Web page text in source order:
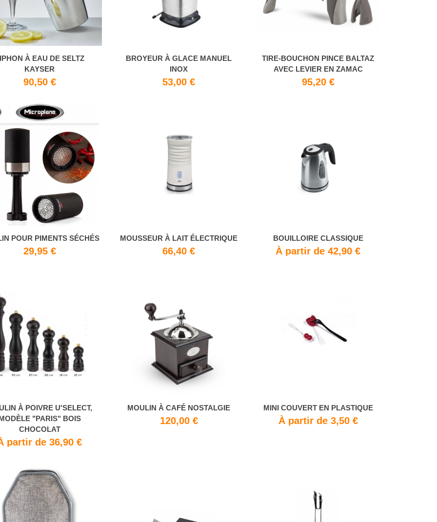
À EAU DE SELTZ
KAYSER
90,50 €
BROYEUR À GLACE MANUEL
INOX
53,00 €
TIRE-BOUCHON PINCE BALTAZ
AVEC LEVIER EN ZAMAC
95,20 €
POUR PIMENTS SÉCHÉS
29,95 €
MOUSSEUR À LAIT ÉLECTRIQUE
66,40 €
BOUILLOIRE CLASSIQUE
À partir de 42,90 €
À POIVRE U'SELECT,
"PARIS" BOIS
CHOCOLAT
partir de 36,90 €
MOULIN À CAFÉ NOSTALGIE
120,00 €
MINI COUVERT EN PLASTIQUE
À partir de 3,50 €